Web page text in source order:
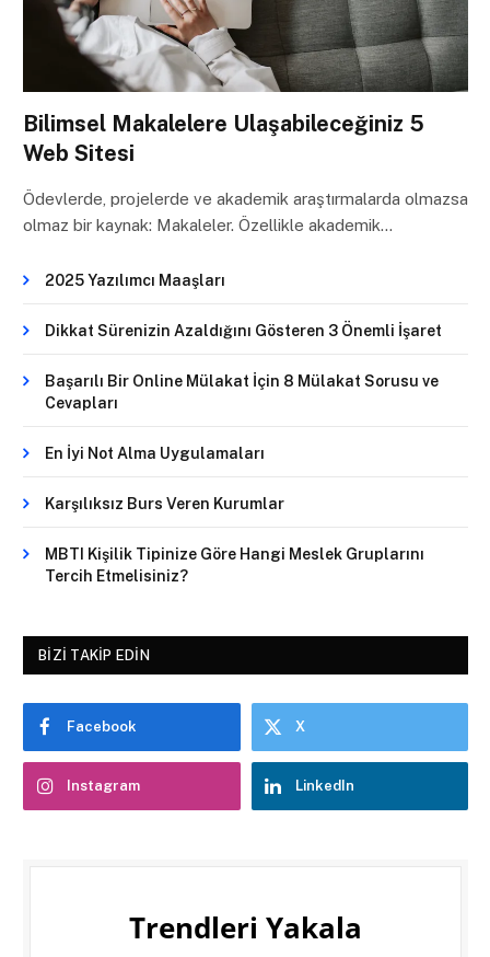
Bilimsel Makalelere Ulaşabileceğiniz 5
Web Sitesi
Ödevlerde, projelerde ve akademik araştırmalarda olmazsa
olmaz bir kaynak: Makaleler. Özellikle akademik…
2025 Yazılımcı Maaşları
Dikkat Sürenizin Azaldığını Gösteren 3 Önemli İşaret
Başarılı Bir Online Mülakat İçin 8 Mülakat Sorusu ve
Cevapları
En İyi Not Alma Uygulamaları
Karşılıksız Burs Veren Kurumlar
MBTI Kişilik Tipinize Göre Hangi Meslek Gruplarını
Tercih Etmelisiniz?
BIZI TAKIP EDIN
Facebook X
Instagram LinkedIn
Trendleri Yakala